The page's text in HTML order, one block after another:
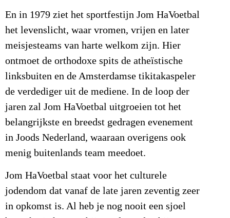
En in 1979 ziet het sportfestijn Jom HaVoetbal
het levenslicht, waar vromen, vrijen en later
meisjesteams van harte welkom zijn. Hier
ontmoet de orthodoxe spits de atheïstische
linksbuiten en de Amsterdamse tikitakaspeler
de verdediger uit de mediene. In de loop der
jaren zal Jom HaVoetbal uitgroeien tot het
belangrijkste en breedst gedragen evenement
in Joods Nederland, waaraan overigens ook
menig buitenlands team meedoet.
Jom HaVoetbal staat voor het culturele
jodendom dat vanaf de late jaren zeventig zeer
in opkomst is. Al heb je nog nooit een sjoel